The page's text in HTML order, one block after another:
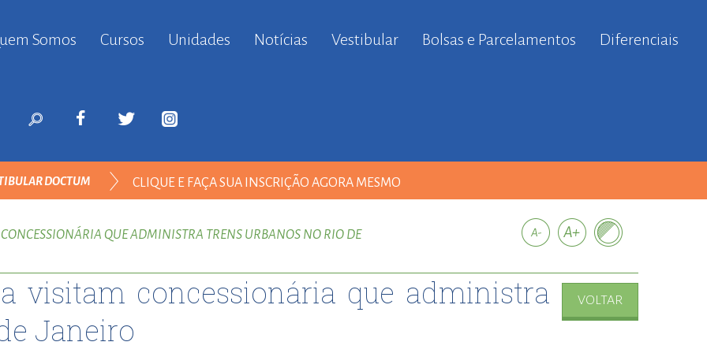
Somos
Cursos Unidades Notícias Vestibular Bolsas e Parcelamentos Diferenciais
DOCTUM CLIQUE E FAÇA SUA INSCRIÇÃO AGORA MESMO
QUE ADMINISTRA TRENS URBANOS NO RIO DE
ENGENHARIA ELÉTRICA
visitam concessionária que administra
Janeiro
VOLTAR